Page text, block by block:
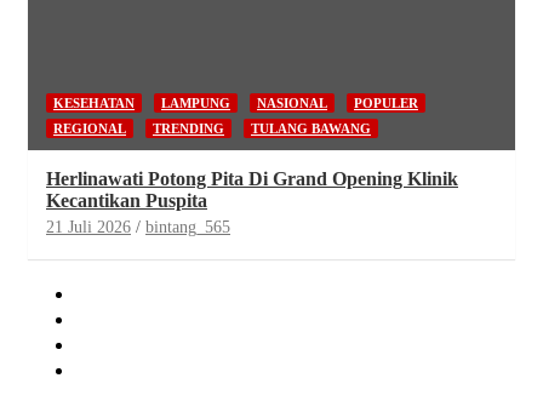
KESEHATAN LAMPUNG NASIONAL
POPULER
REGIONAL
TRENDING TULANG BAWANG
Herlinawati Potong Pita Di Grand Opening Klinik
Kecantikan Puspita
21 Juli 2026 bintang_565